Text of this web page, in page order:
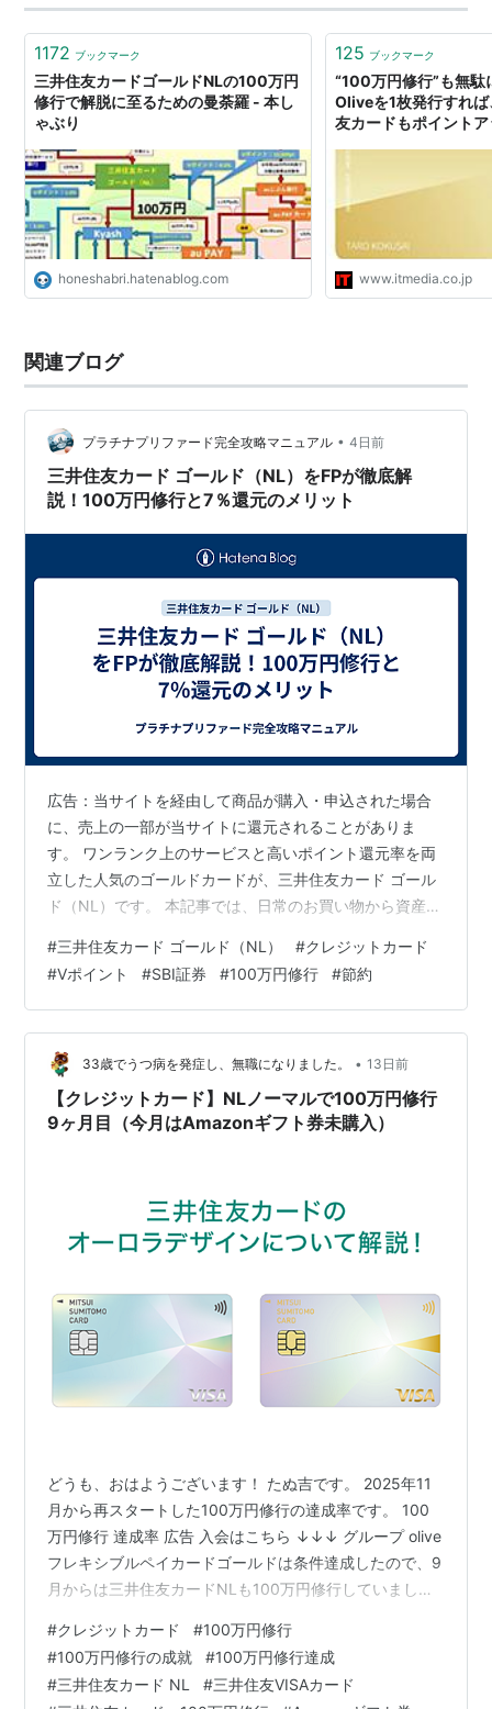
も審査に通り、…
1172 ブックマーク
三井住友カードゴールドNLの100万円
修行で解脱に至るための曼荼羅 - 本し
ゃぶり
honeshabri.hatenablog.com
125 ブックマーク
“100万円修行”も無
Oliveを1枚発行すれ
友カードもポイント
www.itmedia.co.jp
関連ブログ
プラチナプリファード完全攻略マニュアル • 4日前
三井住友カード ゴールド（NL）をFPが徹底解
説！100万円修行と7％還元のメリット
広告：当サイトを経由して商品が購入・申込された場合
に、売上の一部が当サイトに還元されることがありま
す。 ワンランク上のサービスと高いポイント還元率を両
立した人気のゴールドカードが、三井住友カード ゴール
ド（NL）です。 本記事では、日常のお買い物から資産運
新情報をご紹介します。 ※記載のスペック情報は2026年
3月24日時点の情報です。 三井住友カード ゴールド
（NL）の基本スペック まずは、カードの基本情報を確認
しましょう。 項目名 内容 カード名称 三井住友カード ゴ
ールド（NL） 年会費 ■本会員：5,500円（税込）※年間
100万円のご…
#三井住友カード ゴールド（NL） #クレジットカード
#Vポイント #SBI証券 #100万円修行 #節約
33歳でうつ病を発症し、無職になりました。 • 13日前
【クレジットカード】NLノーマルで100万円修行
9ヶ月目（今月はAmazonギフト券未購入）
どうも、おはようございます！ たぬ吉です。 2025年11
月から再スタートした100万円修行の達成率です。 100
万円修行 達成率 広告 入会はこちら ↓↓↓ グループ olive
フレキシブルペイカードゴールドは条件達成したので、9
月からは三井住友カードNLも100万円修行していました
様…なので11月から再スタートです。 9か月目の達成状況
です。 マイ集計では達成できたのですが、 9日にきた達
成状況のお知らせでみると、75％のようです。 この後も
#クレジットカード #100万円修行
#100万円修行の成就 #100万円修行達成
#三井住友カード NL #三井住友VISAカード